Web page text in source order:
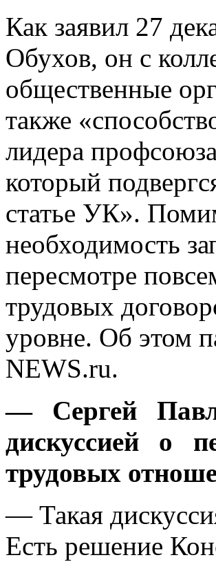
Как заявил 27
Обухов, он с
общественные
также
лидера
который
статье УК».
необходимость
пересмотре
трудовых
уровне. Об этом
NEWS.ru.
— Сергей
дискуссией о
трудовых
— Такая
Есть решение